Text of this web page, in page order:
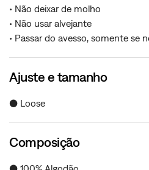
• Não deixar de molho
• Não usar alvejante
• Passar do avesso, somente se
Ajuste e tamanho
● Loose
Composição